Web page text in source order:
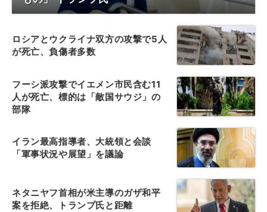
ロシアとウクライナ双方の攻撃で5人
が死亡、負傷者多数
フーシ派攻撃でイエメン市民含む11
人が死亡、標的は「敵国サウジ」の
部隊
イラン最高指導者、大統領と会談
「軍事状況や展望」を議論
ネタニヤフ首相が米主導のガザ和平
案を拒絶、トランプ氏と距離